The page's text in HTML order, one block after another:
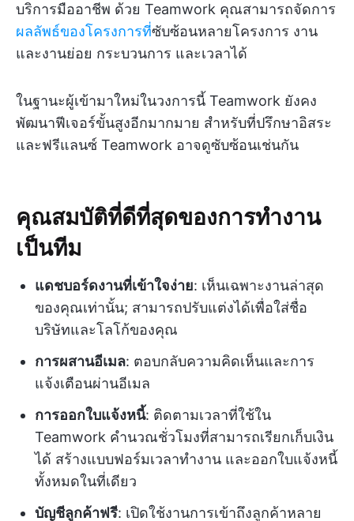
บริการมืออาชีพ ด้วย Teamwork คุณสามารถจัดการ
ผลลัพธ์ของโครงการที่ซับซ้อนหลายโครงการ งาน
และงานย่อย กระบวนการ และเวลาได้
ในฐานะผู้เข้ามาใหม่ในวงการนี้ Teamwork ยังคง
พัฒนาฟีเจอร์ขั้นสูงอีกมากมาย สำหรับที่ปรึกษาอิสระ
และฟรีแลนซ์ Teamwork อาจดูซับซ้อนเช่นกัน
คุณสมบัติที่ดีที่สุดของการทำงาน
เป็นทีม
แดชบอร์ดงานที่เข้าใจง่าย: เห็นเฉพาะงานล่าสุด
ของคุณเท่านั้น; สามารถปรับแต่งได้เพื่อใส่ชื่อ
บริษัทและโลโก้ของคุณ
การผสานอีเมล: ตอบกลับความคิดเห็นและการ
แจ้งเตือนผ่านอีเมล
การออกใบแจ้งหนี้: ติดตามเวลาที่ใช้ใน
Teamwork คำนวณชั่วโมงที่สามารถเรียกเก็บเงิน
ได้ สร้างแบบฟอร์มเวลาทำงาน และออกใบแจ้งหนี้
ทั้งหมดในที่เดียว
บัญชีลูกค้าฟรี: เปิดใช้งานการเข้าถึงลูกค้าหลาย